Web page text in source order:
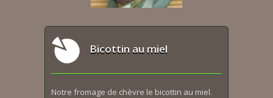
Bicottin au miel
Notre fromage de chèvre le bicottin au miel.